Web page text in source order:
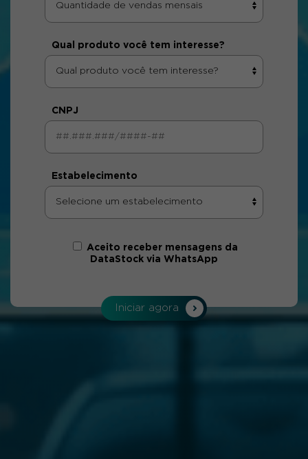
Qual produto você tem interesse?
CNPJ
Estabelecimento
Aceito receber mensagens da
DataStock via WhatsApp
Iniciar agora